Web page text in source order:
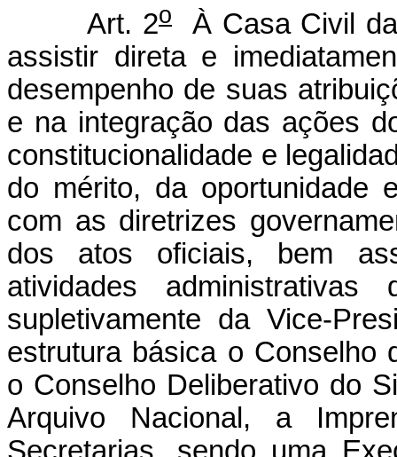
Art. 2o
À Casa Civil
assistir direta e
desempenho de suas
e na integração das ações
constitucionalidade e
do mérito, da oportunidade
com as diretrizes
dos atos oficiais, bem
atividades
supletivamente da Vice-
estrutura básica o Conselho
o Conselho Deliberativo do
Arquivo Nacional, a